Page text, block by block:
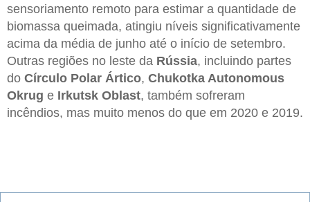
sensoriamento remoto para estimar a quantidade de
biomassa queimada, atingiu níveis significativamente
acima da média de junho até o início de setembro.
Outras regiões no leste da Rússia, incluindo partes
do Círculo Polar Ártico, Chukotka Autonomous
Okrug e Irkutsk Oblast, também sofreram
incêndios, mas muito menos do que em 2020 e 2019.